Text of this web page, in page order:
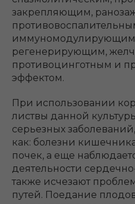
закрепляющим,
регенерирующим,
противоцинготным и
эффектом.
При использовании
листвы данной
серьезных
как: болезни
почек, а еще
деятельности
также исчезают
путей. Поедание